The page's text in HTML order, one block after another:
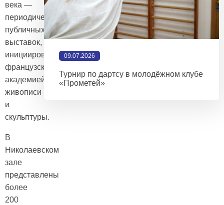
века —
периодических
публичных
выставок,
инициированных
французской Королевской
академией
живописи
и
скульптуры.
В
Николаевском
зале
представлены
более
200
09.07.2026
Турнир по дартсу в молодёжном клубе
«Прометей»